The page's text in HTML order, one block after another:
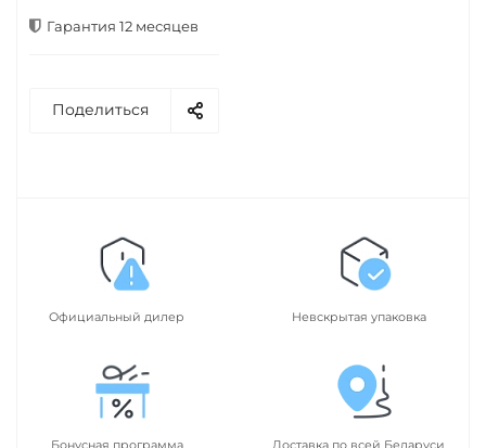
Гарантия 12 месяцев
Поделиться
Официальный дилер Невскрытая упаковка
Бонусная программа Доставка по всей Беларуси